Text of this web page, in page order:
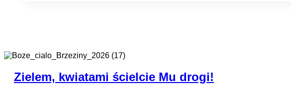
Zielem, kwiatami ścielcie Mu drogi!